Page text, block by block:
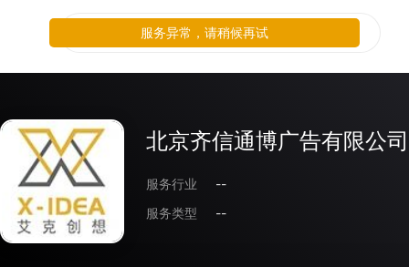
北京齐信通博广告有限公司
服务行业
--
服务类型
--
服务异常，请稍候再试